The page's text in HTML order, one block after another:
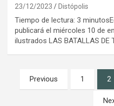
23/12/2023 Distópolis
Tiempo de lectura: 3
publicará el miércoles 10 de
ilustrados LAS BATALLAS DE
Paginación
de
Previous 1 2